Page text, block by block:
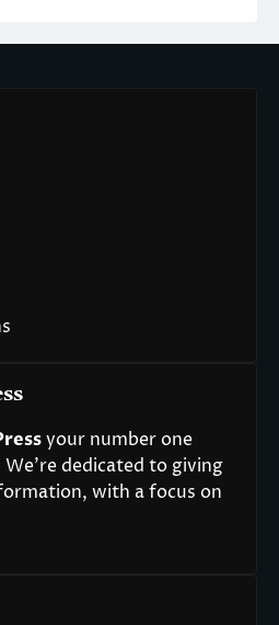
your number one
dedicated to giving
with a focus on